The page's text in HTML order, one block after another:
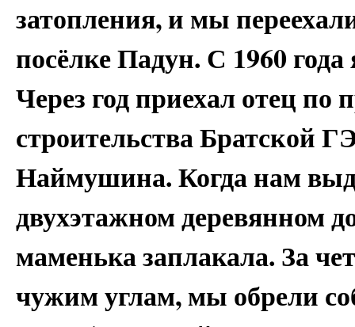
затопления, и мы
посёлке Падун. С 1960
Через год приехал отец
строительства Братской
Наймушина. Когда нам
двухэтажном деревянном
маменька заплакала. За
чужим углам, мы обрели